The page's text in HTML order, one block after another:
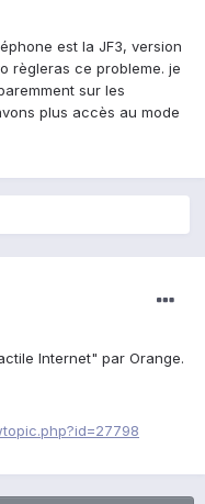
est la JF3, version
règleras ce probleme. je
sur les
plus accès au mode
Internet" par Orange.